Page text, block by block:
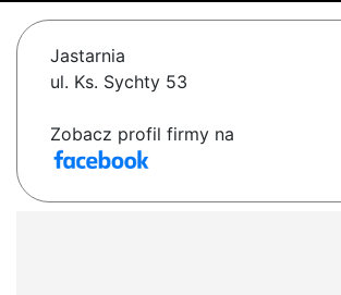
Jastarnia
ul. Ks. Sychty 53
Zobacz profil firmy na